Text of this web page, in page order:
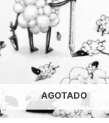
AGOTADO